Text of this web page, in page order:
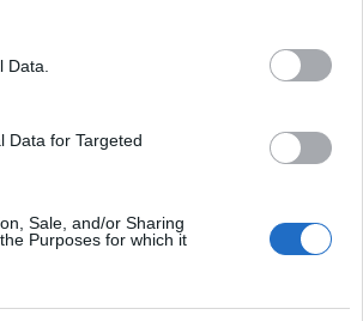
Data for Targeted
Sale, and/or Sharing
Purposes for which it